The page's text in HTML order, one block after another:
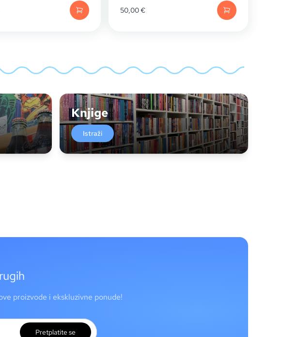
50,00€
Knjige
Istraži
proizvode i ekskluzivne ponude!
Pretplatite se